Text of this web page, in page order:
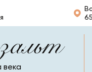
65
века